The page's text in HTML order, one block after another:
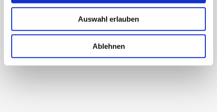
Auswahl erlauben
Ablehnen
FRAGEN UND WÜNSCHE